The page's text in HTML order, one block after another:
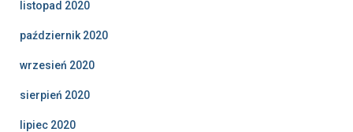
listopad 2020
październik 2020
wrzesień 2020
sierpień 2020
lipiec 2020